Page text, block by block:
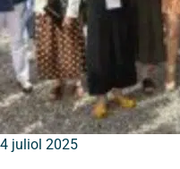
4 juliol 2025